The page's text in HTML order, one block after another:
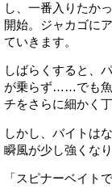
し、一番入りたか
開始。ジャカゴに
ていきます。
しばらくすると、
が乗らず……でも魚
チをさらに細かく
しかし、バイトは
瞬風が少し強くな
「スピナーベイト